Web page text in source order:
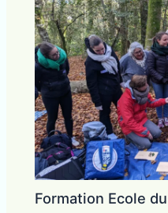
Formation Ecole